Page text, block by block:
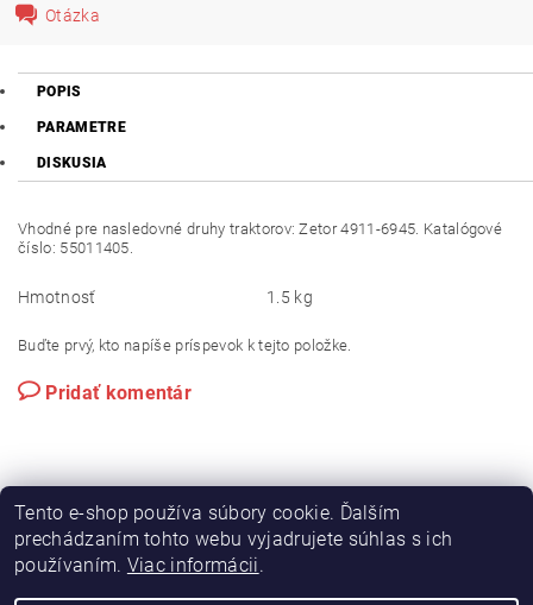
Otázka
POPIS
PARAMETRE
DISKUSIA
Vhodné pre nasledovné druhy traktorov: Zetor 4911-6945. Katalógové
číslo: 55011405.
Hmotnosť 1.5 kg
Buďte prvý, kto napíše príspevok k tejto položke.
Pridať komentár
Výroba hydraulických hadíc
Tento e-shop používa súbory cookie. Ďalším
prechádzaním tohto webu vyjadrujete súhlas s ich
používaním. Viac informácii.